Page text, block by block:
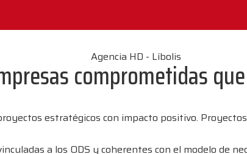
comprometidas
estratégicos con impacto positivo.
a los ODS y coherentes con el modelo de